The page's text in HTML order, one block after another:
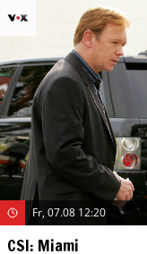
Fr, 07.08 12:20
CSI: Miami